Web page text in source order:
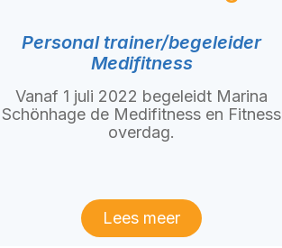
Personal trainer/begeleider
Medifitness
Vanaf 1 juli 2022 begeleidt Marina
Schönhage de Medifitness en Fitness
overdag.
Lees meer